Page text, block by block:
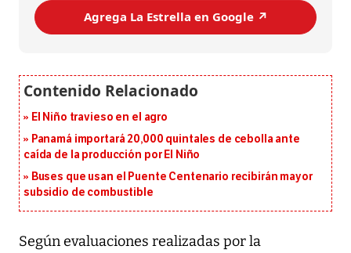
Agrega La Estrella en Google ↗️
El Niño travieso en el agro
Panamá importará 20,000 quintales de cebolla ante
caída de la producción por El Niño
Buses que usan el Puente Centenario recibirán mayor
subsidio de combustible
Según evaluaciones realizadas por la